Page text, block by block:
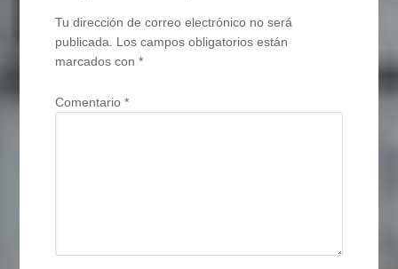
Tu dirección de correo electrónico no será
publicada.
Los campos obligatorios están
marcados con*
Comentario*